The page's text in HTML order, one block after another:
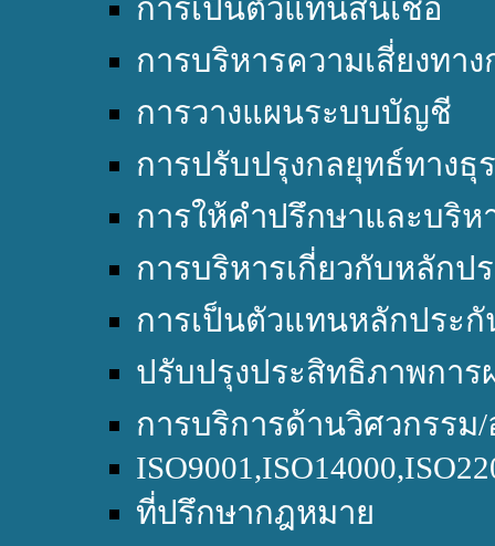
การเป็นตัวแทนสินเชื่อ
การบริหารความเสี่ยงทาง
การวางแผนระบบบัญชี
การปรับปรุงกลยุทธ์ทางธุ
การให้คำปรึกษาและบริ
การบริหารเกี่ยวกับหลักป
การเป็นตัวแทนหลักประกั
ปรับปรุงประสิทธิภาพการ
การบริการด้านวิศวกรร
ที่ปรึกษากฎหมาย